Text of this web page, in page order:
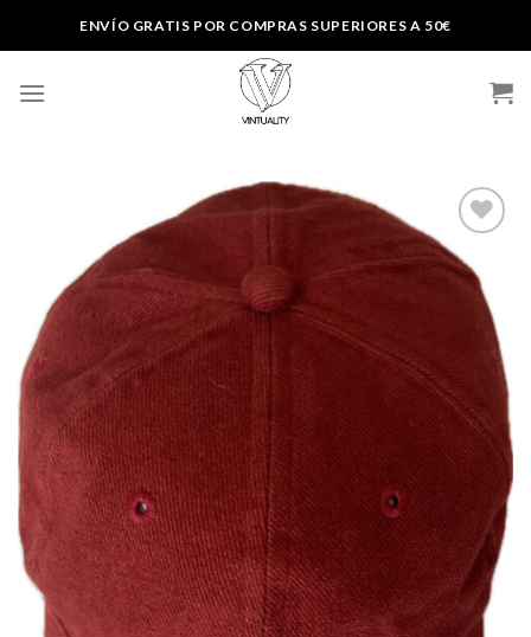
ENVÍO GRATIS POR COMPRAS SUPERIORES A 50€
Añadir
lista de
deseos